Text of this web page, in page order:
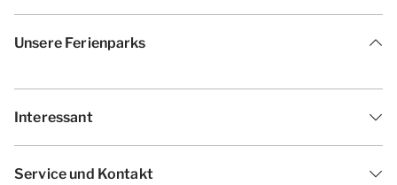
Unsere Ferienparks
Interessant
Service und Kontakt